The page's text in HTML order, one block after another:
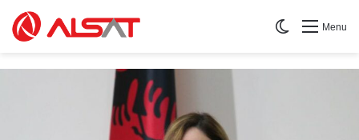
Menu
Switch skin